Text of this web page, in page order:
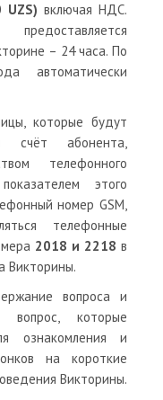
UZS) включая НДС.
– 24 часа. По
автоматически
которые будут
счёт абонента,
телефонного
этого
номер GSM,
телефонные
2018 и 2218 в
Викторины.
вопроса и
которые
ознакомления и
на короткие
Викторины.